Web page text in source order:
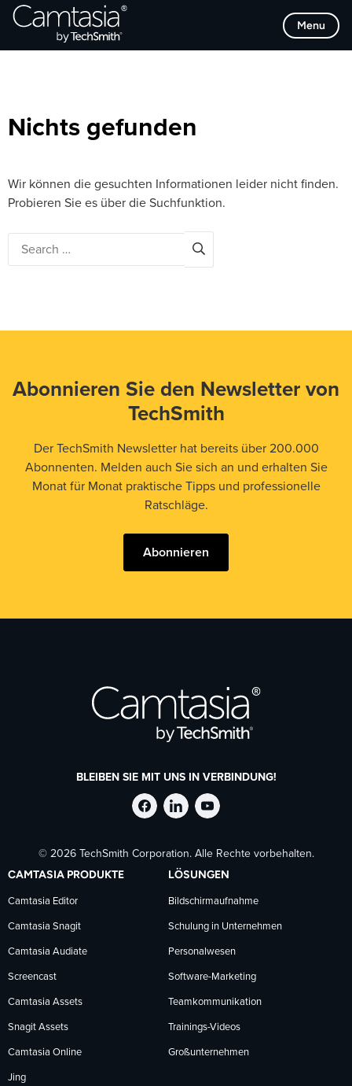
Direkt
zum
Menu
Browse Categories
Nichts gefunden
Wir können die gesuchten Informationen leider nicht finden.
Probieren Sie es über die Suchfunktion.
Abonnieren Sie den Newsletter von
TechSmith
Der TechSmith Newsletter hat bereits über 200.000
Abonnenten. Melden auch Sie sich an und erhalten Sie
Monat für Monat praktische Tipps und professionelle
Ratschläge.
Abonnieren
BLEIBEN SIE MIT UNS IN VERBINDUNG!
TechSmith
auf
Facebook
folgen
TechSmith
auf
LinkedIn
folgen
TechSmith
auf
YouTube
folgen
© 2026 TechSmith Corporation. Alle Rechte vorbehalten.
CAMTASIA PRODUKTE
Camtasia Editor
Camtasia Snagit
Camtasia Audiate
Screencast
Camtasia Assets
Snagit Assets
Camtasia Online
Jing
LÖSUNGEN
Bildschirmaufnahme
Schulung in Unternehmen
Personalwesen
Software-Marketing
Teamkommunikation
Trainings-Videos
Großunternehmen